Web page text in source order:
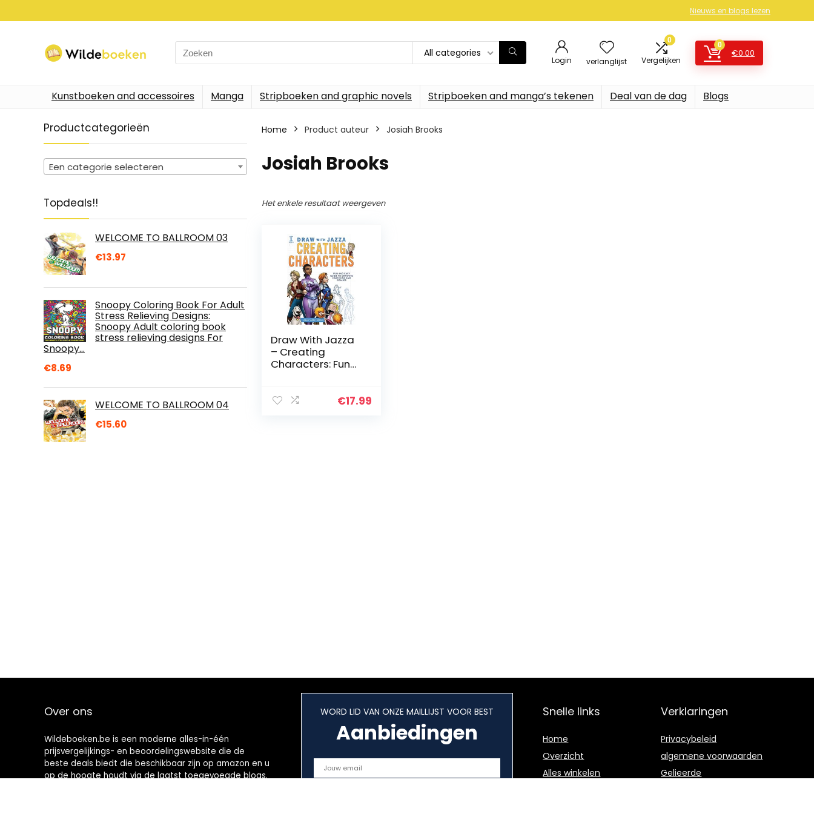
Nieuws en blogs lezen
Search
for:
All categories
Login verlanglijst
0
Vergelijken
0
€0.00
Kunstboeken and accessoires Manga Stripboeken and graphic novels Stripboeken and manga’s tekenen Deal van de dag Blogs
Productcategorieën
Een categorie selecteren
Topdeals!!
WELCOME TO BALLROOM 03
€13.97
Snoopy Coloring Book For Adult
Stress Relieving Designs:
Snoopy Adult coloring book
stress relieving designs For
Snoopy…
€8.69
WELCOME TO BALLROOM 04
€15.60
Home Product auteur Josiah Brooks
Josiah Brooks
Het enkele resultaat weergeven
Draw With Jazza
– Creating
Characters: Fun
Cartoons and€17.99
Over ons
Wildeboeken.be is een moderne alles-in-één
prijsvergelijkings- en beoordelingswebsite die de
beste deals biedt die beschikbaar zijn op amazon en u
op de hoogte houdt via de laatst toegevoegde blogs.
WORD LID VAN ONZE MAILLIJST VOOR BEST
Aanbiedingen
Snelle links
Home
Overzicht
Alles winkelen
Verklaringen
Privacybeleid
algemene voorwaarden
Gelieerde